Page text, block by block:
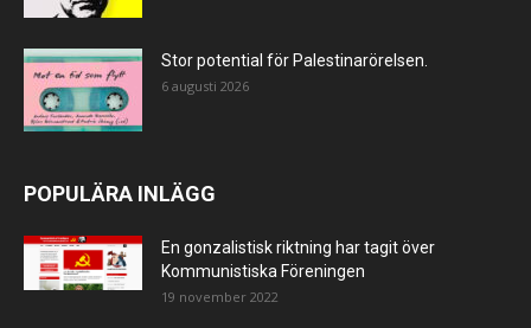
Stor potential för Palestinarörelsen.
6 augusti 2026
POPULÄRA INLÄGG
En gonzalistisk riktning har tagit över
Kommunistiska Föreningen
19 november 2022